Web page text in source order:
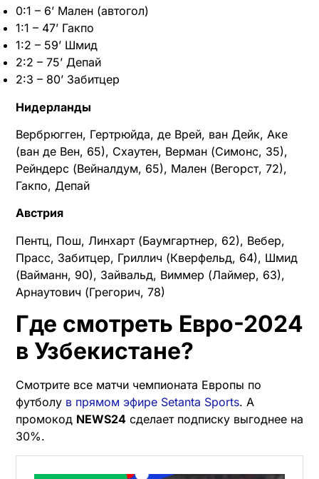
0:1 – 6’ Мален (автогол)
1:1 – 47’ Гакпо
1:2 – 59’ Шмид
2:2 – 75’ Депай
2:3 – 80’ Забитцер
Нидерланды
Вербрюгген, Гертрюйда, де Врей, ван Дейк, Аке
(ван де Вен, 65), Схаутен, Верман (Симонс, 35),
Рейндерс (Вейналдум, 65), Мален (Вегорст, 72),
Гакпо, Депай
Австрия
Пентц, Пош, Линхарт (Баумгартнер, 62), Вебер,
Прасс, Забитцер, Гриллич (Кверфельд, 64), Шмид
(Вайманн, 90), Зайвальд, Виммер (Лаймер, 63),
Арнаутович (Грегорич, 78)
Где смотреть Евро-2024
в Узбекистане?
Смотрите все матчи чемпионата Европы по
футболу в прямом эфире Setanta Sports. А
промокод NEWS24 сделает подписку выгоднее на
30%.